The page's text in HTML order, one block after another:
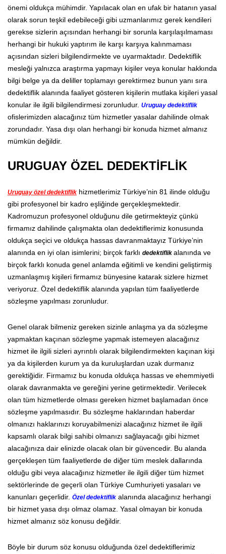
önemi oldukça mühimdir. Yapılacak olan en ufak bir hatanın yasal
olarak sorun teşkil edebileceği gibi uzmanlarımız gerek kendileri
gerekse sizlerin açısından herhangi bir sorunla karşılaşılmaması
herhangi bir hukuki yaptırım ile karşı karşıya kalınmaması
açısından sizleri bilgilendirmekte ve uyarmaktadır. Dedektiflik
mesleği yalnızca araştırma yapmayı kişiler veya konular hakkında
bilgi belge ya da deliller toplamayı gerektirmez bunun yanı sıra
dedektiflik alanında faaliyet gösteren kişilerin mutlaka kişileri yasal
konular ile ilgili bilgilendirmesi zorunludur. Uruguay dedektiflik
ofislerimizden alacağınız tüm hizmetler yasalar dahilinde olmak
zorundadır. Yasa dışı olan herhangi bir konuda hizmet almanız
mümkün değildir.
URUGUAY ÖZEL DEDEKTİFLİK
Uruguay özel dedektiflik hizmetlerimiz Türkiye’nin 81 ilinde olduğu
gibi profesyonel bir kadro eşliğinde gerçekleşmektedir.
Kadromuzun profesyonel olduğunu dile getirmekteyiz çünkü
firmamız dahilinde çalışmakta olan dedektiflerimiz konusunda
oldukça seçici ve oldukça hassas davranmaktayız Türkiye’nin
alanında en iyi olan isimlerini; birçok farklı dedektiflik alanında ve
birçok farklı konuda genel anlamda eğitimli ve kendini geliştirmiş
uzmanlaşmış kişileri firmamız bünyesine katarak sizlere hizmet
veriyoruz. Özel dedektiflik alanında yapılan tüm faaliyetlerde
sözleşme yapılması zorunludur.
Genel olarak bilmeniz gereken sizinle anlaşma ya da sözleşme
yapmaktan kaçınan sözleşme yapmak istemeyen alacağınız
hizmet ile ilgili sizleri ayrıntılı olarak bilgilendirmekten kaçınan kişi
ya da kişilerden kurum ya da kuruluşlardan uzak durmanız
gerektiğidir. Firmamız bu konuda oldukça hassas ve ehemmiyetli
olarak davranmakta ve gereğini yerine getirmektedir. Verilecek
olan tüm hizmetlerde olması gereken hizmet başlamadan önce
sözleşme yapılmasıdır. Bu sözleşme haklarından haberdar
olmanızı haklarınızı koruyabilmenizi alacağınız hizmet ile ilgili
kapsamlı olarak bilgi sahibi olmanızı sağlayacağı gibi hizmet
alacağınıza dair elinizde olacak olan bir güvencedir. Bu alanda
gerçekleşen tüm faaliyetlerde de diğer tüm meslek dallarında
olduğu gibi veya alacağınız hizmetler ile ilgili diğer tüm hizmet
sektörlerinde de geçerli olan Türkiye Cumhuriyeti yasaları ve
kanunları geçerlidir. Özel dedektiflik alanında alacağınız herhangi
bir hizmet yasa dışı olmaz olamaz. Yasal olmayan bir konuda
hizmet almanız söz konusu değildir.
Böyle bir durum söz konusu olduğunda özel dedektiflerimiz